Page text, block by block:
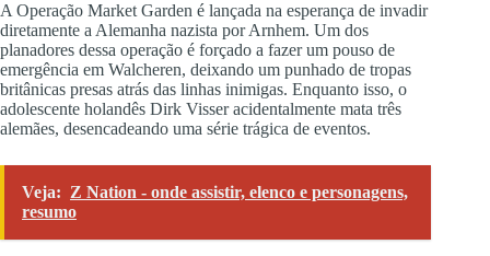
A Operação Market Garden é lançada na esperança de invadir
diretamente a Alemanha nazista por Arnhem. Um dos
planadores dessa operação é forçado a fazer um pouso de
emergência em Walcheren, deixando um punhado de tropas
britânicas presas atrás das linhas inimigas. Enquanto isso, o
adolescente holandês Dirk Visser acidentalmente mata três
alemães, desencadeando uma série trágica de eventos.
Veja: Z Nation - onde assistir, elenco e personagens,
resumo